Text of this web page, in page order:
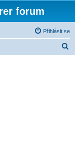
forum
Přihlásit se